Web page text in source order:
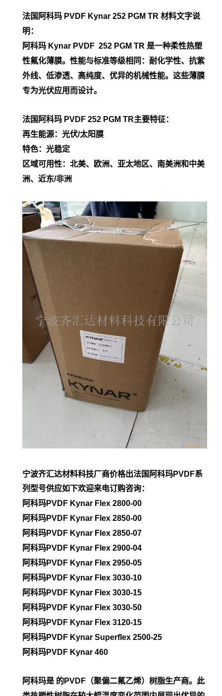
法国阿科玛 PVDF Kynar 252 PGM TR 材料文字说
明：
阿科玛 Kynar PVDF 252 PGM TR 是一种柔性热塑
性氟化薄膜。性能与标准等级相同：耐化学性、抗紫
外线、低渗透、高纯度、优异的机械性能。这些薄膜
专为光伏应用而设计。
法国阿科玛 PVDF 252 PGM TR主要特征：
再生能源：光伏/太阳膜
特色：光稳定
区域可用性：北美、欧洲、亚太地区、南美洲和中美
洲、近东/非洲
宁波齐汇达材料科技厂商价格出法国阿科玛PVDF系
列型号供应如下欢迎来电订购咨询：
阿科玛PVDF Kynar Flex 2800-00
阿科玛PVDF Kynar Flex 2850-00
阿科玛PVDF Kynar Flex 2850-07
阿科玛PVDF Kynar Flex 2900-04
阿科玛PVDF Kynar Flex 2950-05
阿科玛PVDF Kynar Flex 3030-10
阿科玛PVDF Kynar Flex 3030-15
阿科玛PVDF Kynar Flex 3030-50
阿科玛PVDF Kynar Flex 3120-15
阿科玛PVDF Kynar Superflex 2500-25
阿科玛PVDF Kynar 460
阿科玛是 的PVDF（聚偏二氟乙烯）树脂生产商。此